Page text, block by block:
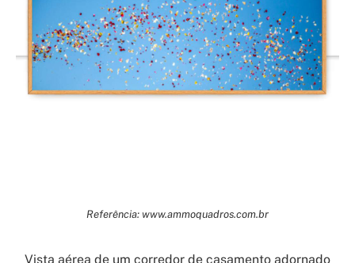
Referência: www.ammoquadros.com.br
Vista aérea de um corredor de casamento adornado